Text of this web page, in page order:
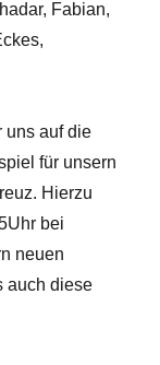
Fabian,
uns auf die
für unsern
Hierzu
bei
neuen
auch diese